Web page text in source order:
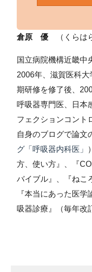
倉原 優 （くら
国立病院機構近畿中
2006年、滋賀医科
期研修を修了後、
呼吸器専門医、日本
フェクションコント
自身のブログで論文
グ「呼吸器内科医」
方、使い方』、『
バイブル』、『ねこ
『本当にあった医
吸器診療』（毎年改